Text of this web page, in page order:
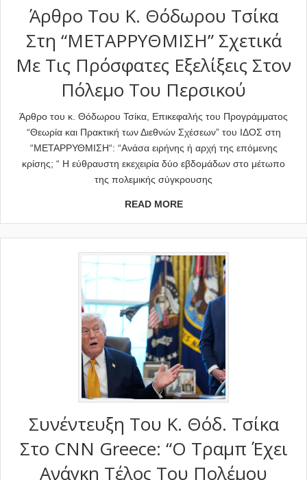
Άρθρο Του Κ. Θόδωρου Τσίκα
Στη “ΜΕΤΑΡΡΥΘΜΙΣΗ” Σχετικά
Με Τις Πρόσφατες Εξελίξεις Στον
Πόλεμο Του Περσικού
Άρθρο του κ. Θόδωρου Τσίκα, Επικεφαλής του Προγράμματος
“Θεωρία και Πρακτική των Διεθνών Σχέσεων” του ΙΔΟΣ στη
“ΜΕΤΑΡΡΥΘΜΙΣΗ“: “Ανάσα ειρήνης ή αρχή της επόμενης
κρίσης; “ Η εύθραυστη εκεχειρία δύο εβδομάδων στο μέτωπο
της πολεμικής σύγκρουσης
READ MORE
Συνέντευξη Του Κ. Θόδ. Τσίκα
Στο CNN Greece: “Ο Τραμπ Έχει
Ανάγκη Τέλος Του Πολέμου